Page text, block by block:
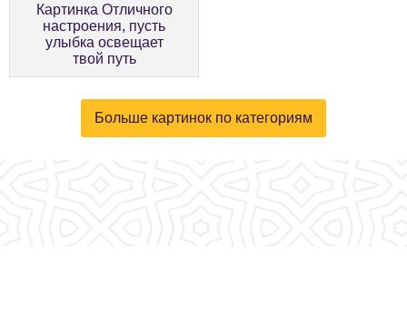
Картинка Отличного
настроения, пусть
улыбка освещает
твой путь
Больше картинок по категориям